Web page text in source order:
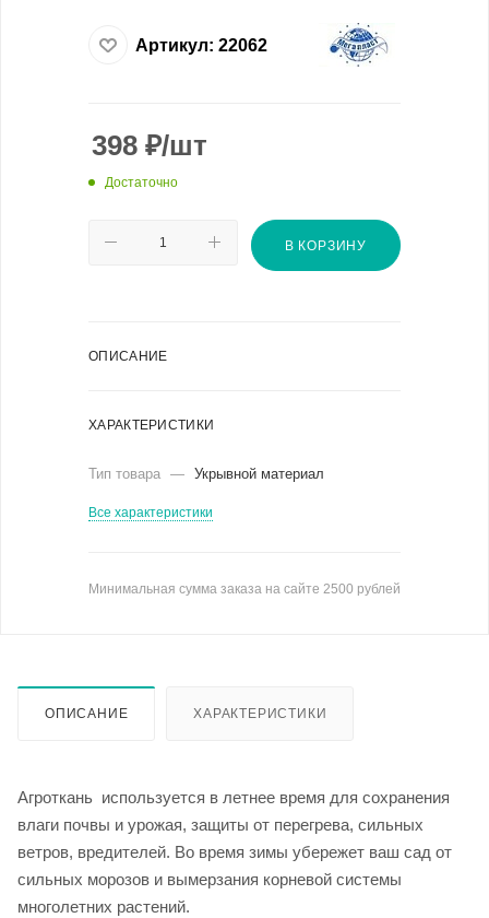
Артикул: 22062
398 ₽/шт
Достаточно
В КОРЗИНУ
ОПИСАНИЕ
ХАРАКТЕРИСТИКИ
Тип товара — Укрывной материал
Все характеристики
Минимальная сумма заказа на сайте 2500 рублей
ОПИСАНИЕ ХАРАКТЕРИСТИКИ
Агроткань используется в летнее время для сохранения
влаги почвы и урожая, защиты от перегрева, сильных
ветров, вредителей. Во время зимы убережет ваш сад от
сильных морозов и вымерзания корневой системы
многолетних растений.